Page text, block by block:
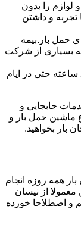
لوازم را بدون
تجربه و داشتن
حمل بار.بیمه
بسیاری از شرکت
امکان فعالیت و انجام خدمات بصورت 24 ساعته حتی در ایام
جابجایی و
ماشین حمل بار و
بار بخواهید.
همه روزه انجام
حمل و جابجایی بار با تناژ زیر 2 تن معمولا از نیسان
و اصطلاحا خورده